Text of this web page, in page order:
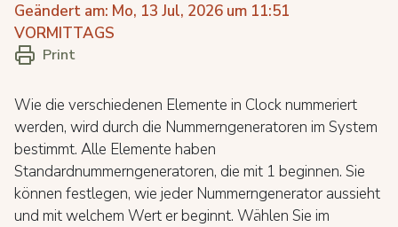
Geändert am: Mo, 13 Jul, 2026 um 11:51
VORMITTAGS
Print
Wie die verschiedenen Elemente in Clock nummeriert
werden, wird durch die Nummerngeneratoren im System
bestimmt. Alle Elemente haben
Standardnummerngeneratoren, die mit 1 beginnen. Sie
können festlegen, wie jeder Nummerngenerator aussieht
und mit welchem Wert er beginnt. Wählen Sie im